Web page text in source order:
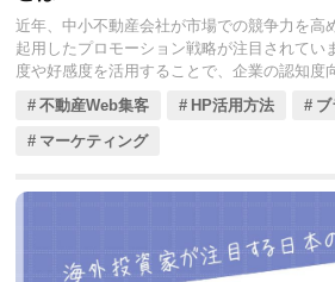
近年、中小不動産会社が市場での競争力を高
起用したプロモーション戦略が注目されてい
度や好感度を活用することで、企業の認知度
の強化が期待できる方法です。
今回の記事では、タレント起用のメリットや
に中小不動産会社向けの代表的なタレント起
不動産Web集客 HP活用方法
マーケティング